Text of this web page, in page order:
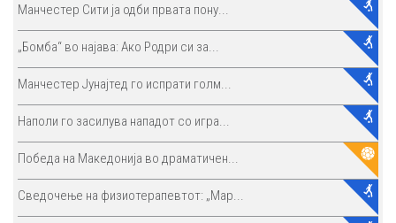
Манчестер Сити ја одби првата пону...
„Бомба“ во најава: Ако Родри си за...
Манчестер Јунајтед го испрати голм...
Наполи го засилува нападот со игра...
Победа на Македонија во драматичен...
Сведочење на физиотерапевтот: „Мар...